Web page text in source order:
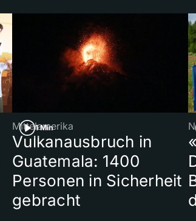
1 Min
Mittelamerika
Vulkanausbruch in
Guatemala: 1400
Personen in Sicherheit
gebracht